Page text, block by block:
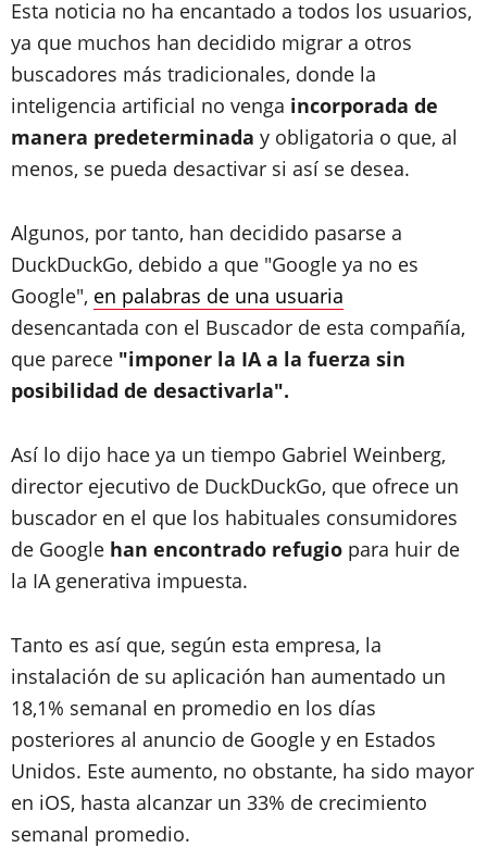
Esta noticia no ha encantado a todos los usuarios,
ya que muchos han decidido migrar a otros
buscadores más tradicionales, donde la
inteligencia artificial no venga incorporada de
manera predeterminada y obligatoria o que, al
menos, se pueda desactivar si así se desea.
Algunos, por tanto, han decidido pasarse a
DuckDuckGo, debido a que "Google ya no es
Google", en palabras de una usuaria
desencantada con el Buscador de esta compañía,
que parece "imponer la IA a la fuerza sin
posibilidad de desactivarla".
Así lo dijo hace ya un tiempo Gabriel Weinberg,
director ejecutivo de DuckDuckGo, que ofrece un
buscador en el que los habituales consumidores
de Google han encontrado refugio para huir de
la IA generativa impuesta.
Tanto es así que, según esta empresa, la
instalación de su aplicación han aumentado un
18,1% semanal en promedio en los días
posteriores al anuncio de Google y en Estados
Unidos. Este aumento, no obstante, ha sido mayor
en iOS, hasta alcanzar un 33% de crecimiento
semanal promedio.